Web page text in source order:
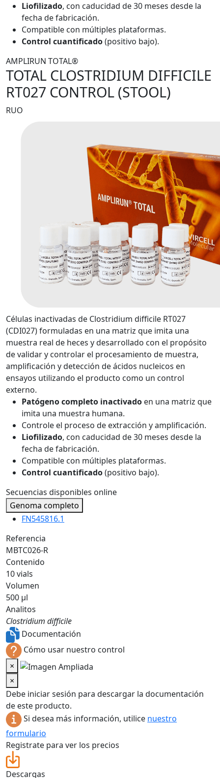
Liofilizado, con caducidad de 30 meses desde la
fecha de fabricación.
Compatible con múltiples plataformas.
Control cuantificado(positivo bajo).
AMPLIRUN TOTAL®
TOTAL CLOSTRIDIUM DIFFICILE
RT027 CONTROL (STOOL)
RUO
Células inactivadas de Clostridium difficile RT027
(CDI027) formuladas en una matriz que imita una
muestra real de heces y desarrollado con el propósito
de validar y controlar el procesamiento de muestra,
amplificación y detección de ácidos nucleicos en
ensayos utilizando el producto como un control
externo.
Patógeno completo inactivado en una matriz que
imita una muestra humana.
Controle el proceso de extracción y amplificación.
Liofilizado, con caducidad de 30 meses desde la
fecha de fabricación.
Compatible con múltiples plataformas.
Control cuantificado(positivo bajo).
Secuencias disponibles online
Genoma completo
FN545816.1
Referencia
MBTC026-R
Contenido
10 vials
Volumen
500 µl
Analitos
Clostridium difficile
Documentación
Cómo usar nuestro control
×
×
Debe iniciar sesión para descargar la documentación
de este producto.
Si desea más información, utilice nuestro
formulario
Registrate para ver los precios
Descargas